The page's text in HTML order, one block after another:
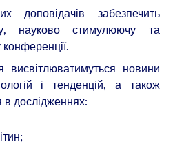
доповідачів забезпечить
науково стимулюючу та
новини
і тенденцій, а також
в дослідженнях: